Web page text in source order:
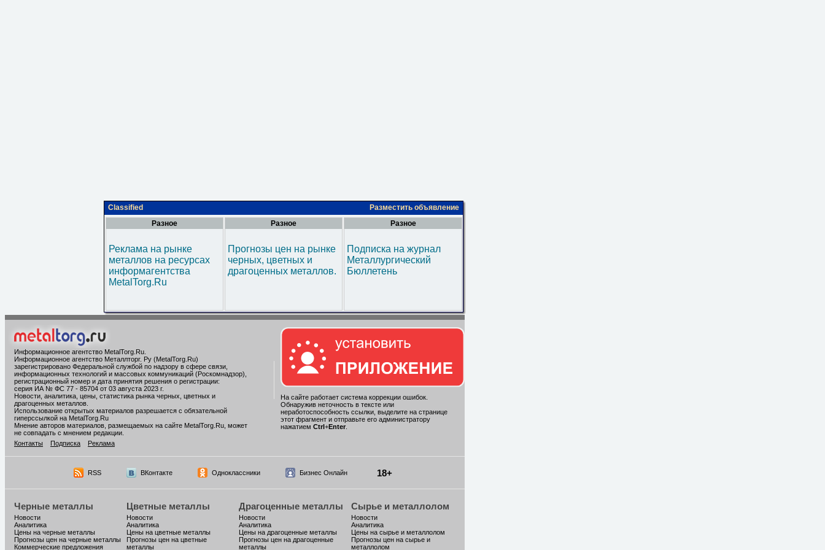
Classified
Разместить объявление
Разное
Реклама на рынке
металлов на ресурсах
информагентства
MetalTorg.Ru
Разное
Прогнозы цен на рынке
черных, цветных и
драгоценных металлов.
Разное
Подписка на журнал
Металлургический
Бюллетень
Информационное агентство MetalTorg.Ru
Информационное агентство Металлторг. Ру (MetalTorg.Ru)
зарегистрировано Федеральной службой по надзору в сфере связи,
информационных технологий и массовых коммуникаций (Роскомнадзор),
регистрационный номер и дата принятия решения о регистрации:
серия ИА № ФС 77 - 85704 от 03 августа 2023 г.
Новости, аналитика, цены, статистика рынка черных, цветных и
драгоценных металлов.
Использование открытых материалов разрешается с обязательной
гиперссылкой на MetalTorg.Ru
Мнение авторов материалов, размещаемых на сайте MetalTorg.Ru, может
не совпадать с мнением редакции.
Контакты
Подписка Реклама
На сайте работает система коррекции ошибок.
Обнаружив неточность в тексте или
неработоспособность ссылки, выделите на странице
этот фрагмент и отправьте его администратору
нажатием Ctrl +Enter.
RSS ВКонтакте Одноклассники Бизнес Онлайн 18+
Черные металлы
Новости
Аналитика
Цены на черные металлы
Прогнозы цен на черные металлы
Коммерческие предложения
Цветные металлы
Новости
Аналитика
Цены на цветные металлы
Прогнозы цен на цветные
металлы
Драгоценные металлы
Новости
Аналитика
Цены на драгоценные металлы
Прогнозы цен на драгоценные
металлы
Сырье и металлолом
Новости
Аналитика
Цены на сырье и металлолом
Прогнозы цен на сырье и
металлолом